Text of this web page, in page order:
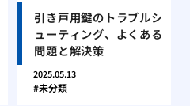
引き戸用鍵のトラブルシ
ューティング、よくある
問題と解決策
2025.05.13
未分類